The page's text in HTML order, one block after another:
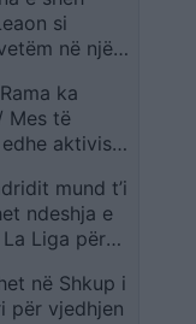
si
në një
ka
Mes të
aktivisti
mund t’i
ndeshja e
Liga për
Botës 2026
në Shkup i
për vjedhjen